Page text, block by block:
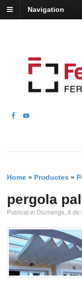
Navigation
Home » Productes »
pergola
Publicat el Diumenge, 8 de